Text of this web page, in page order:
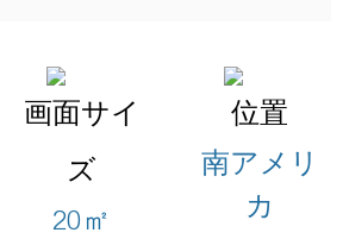
画面サイ
ズ
20㎡
位置
南アメリ
カ